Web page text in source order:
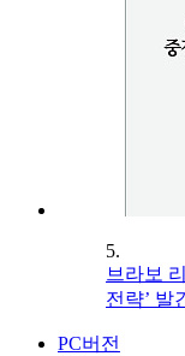
5.
브라보
전략’ 발
PC버전